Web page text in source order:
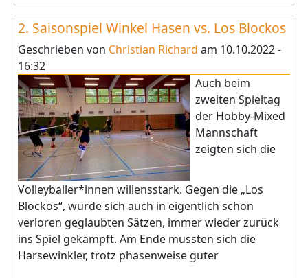
2. Saisonspiel Winkel Hasen vs. Los Blockos
Geschrieben von Christian Richard am 10.10.2022 -
16:32
Auch beim
zweiten Spieltag
der Hobby-Mixed
Mannschaft
zeigten sich die
Volleyballer*innen willensstark. Gegen die „Los
Blockos“, wurde sich auch in eigentlich schon
verloren geglaubten Sätzen, immer wieder zurück
ins Spiel gekämpft. Am Ende mussten sich die
Harsewinkler, trotz phasenweise guter